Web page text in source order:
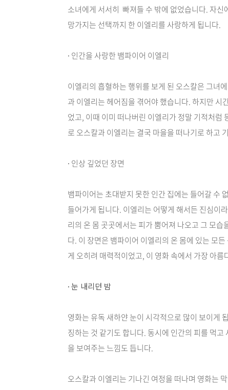
소녀에게 서서히 빠져들 수 밖에 없었습니다. 자신
망가지는 선택까지 한 이엘리를 사랑하게 됩니다.
∙ 인간을 사랑한 뱀파이어 이엘리
이엘리의 흡혈하는 행위를 보게 된 오스칼은 그녀
과 이엘리는 헤어짐을 겪어야 했습니다. 하지만 시
었고, 이때 이미 떠나버린 이엘리가 정말 기적처럼
로 오스칼과 이엘리는 결국 마을을 떠나기로 하고
∙ 인상 깊었던 장면
뱀파이어는 초대받지 못한 인간 집에는 들어갈 수
들어가게 됩니다. 이엘리는 어떻게 해서든 진심이
리의 온 몸 곳곳에서는 피가 뿜어져 나오고 그 모
다. 이 장면은 뱀파이어 이엘리의 온 몸에 있는 모
게 오히려 매력적이었고, 이 영화 속에서 가장 아
∙눈 내리던 밤
영화는 유독 새하얀 눈이 시각적으로 많이 보이게
징하는 것 같기도 합니다. 동시에 인간의 피를 먹
을 보여주는 느낌도 듭니다.
오스칼과 이엘리는 기나긴 여정을 떠나며 영화는